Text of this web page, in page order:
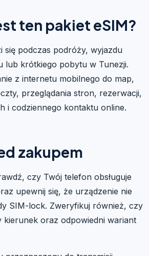
ten pakiet eSIM?
się podczas podróży, wyjazdu
lub krótkiego pobytu w Tunezji.
z internetu mobilnego do map,
przeglądania stron, rezerwacji,
i codziennego kontaktu online.
zakupem
czy Twój telefon obsługuje
upewnij się, że urządzenie nie
SIM-lock. Zweryfikuj również, czy
kierunek oraz odpowiedni wariant